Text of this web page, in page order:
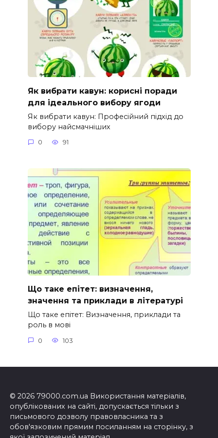
Як вибрати кавун: корисні поради
для ідеального вибору ягоди
Як вибрати кавун: Професійний підхід до
вибору найсмачніших
0 91
Що таке епітет: визначення,
значення та приклади в літературі
Що таке епітет: Визначення, приклади та
роль в мові
0 103
© 2026 79000.com.ua Використання матеріалів,
опублікованих на сайті, допускається тільки з
письмового дозволу правовласника та з
обов'язковим прямим посиланням на сторінку, з